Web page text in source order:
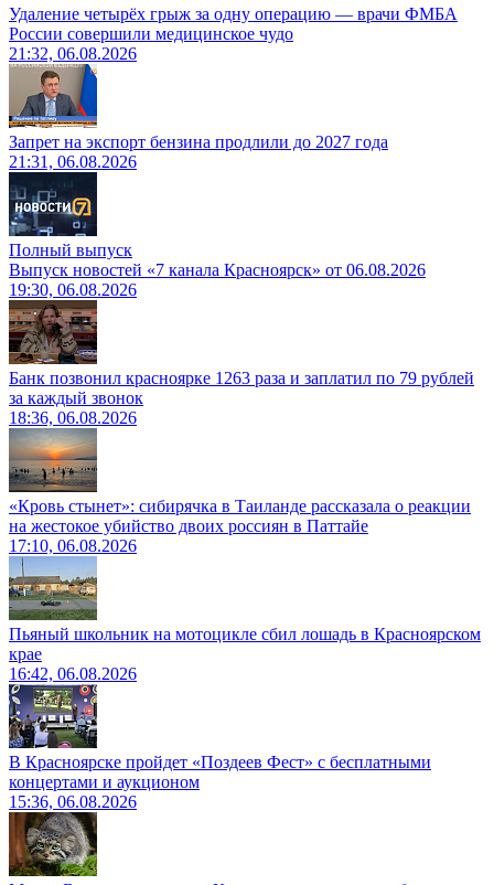
Удаление четырёх грыж за одну операцию — врачи ФМБА
России совершили медицинское чудо
21:32, 06.08.2026
Запрет на экспорт бензина продлили до 2027 года
21:31, 06.08.2026
Полный выпуск
Выпуск новостей «7 канала Красноярск» от 06.08.2026
19:30, 06.08.2026
Банк позвонил красноярке 1263 раза и заплатил по 79 рублей
за каждый звонок
18:36, 06.08.2026
«Кровь стынет»: сибирячка в Таиланде рассказала о реакции
на жестокое убийство двоих россиян в Паттайе
17:10, 06.08.2026
Пьяный школьник на мотоцикле сбил лошадь в Красноярском
крае
16:42, 06.08.2026
В Красноярске пройдет «Поздеев Фест» с бесплатными
концертами и аукционом
15:36, 06.08.2026